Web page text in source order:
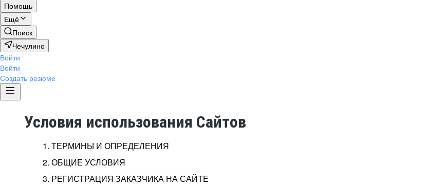
Помощь
Ещё
Поиск
Чечулино
Войти
Войти
Создать резюме
Условия использования Сайтов
1. ТЕРМИНЫ И ОПРЕДЕЛЕНИЯ
2. ОБЩИЕ УСЛОВИЯ
3. РЕГИСТРАЦИЯ ЗАКАЗЧИКА НА САЙТЕ